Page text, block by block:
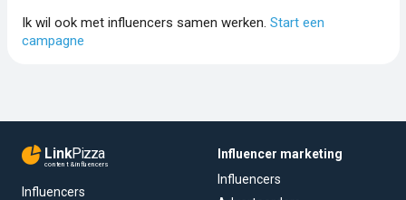
Ik wil ook met influencers samen werken. Start een
campagne
LinkPizza
content & influencers
Influencers
Influencer marketing
Influencers